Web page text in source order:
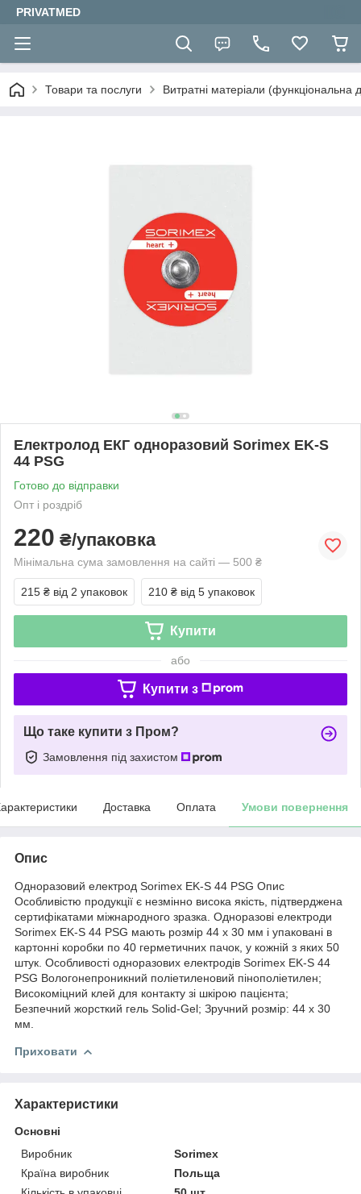
PRIVATMED
Товари та послуги Витратні матеріали (функціональна
Електролод ЕКГ одноразовий Sorimex EK-S
44 PSG
Готово до відправки
Опт і роздріб
220 ₴/упаковка
Мінімальна сума замовлення на сайті — 500 ₴
215 ₴ від 2 упаковок 210 ₴ від 5 упаковок
Купити
або
Купити з
Що таке купити з Пром?
Замовлення під захистом
Доставка Оплата Умови повернення
Опис
Одноразовий електрод Sorimex EK-S 44 PSG Опис
Особливістю продукції є незмінно висока якість, підтверджена
сертифікатами міжнародного зразка. Одноразові електроди
Sorimex EK-S 44 PSG мають розмір 44 х 30 мм і упаковані в
картонні коробки по 40 герметичних пачок, у кожній з яких 50
штук. Особливості одноразових електродів Sorimex EK-S 44
PSG Вологонепроникний поліетиленовий пінополіетилен;
Високоміцний клей для контакту зі шкірою пацієнта;
Безпечний жорсткий гель Solid-Gel; Зручний розмір: 44 x 30
мм.
Приховати
Характеристики
Основні
Виробник
Sorimex
Країна виробник
Польща